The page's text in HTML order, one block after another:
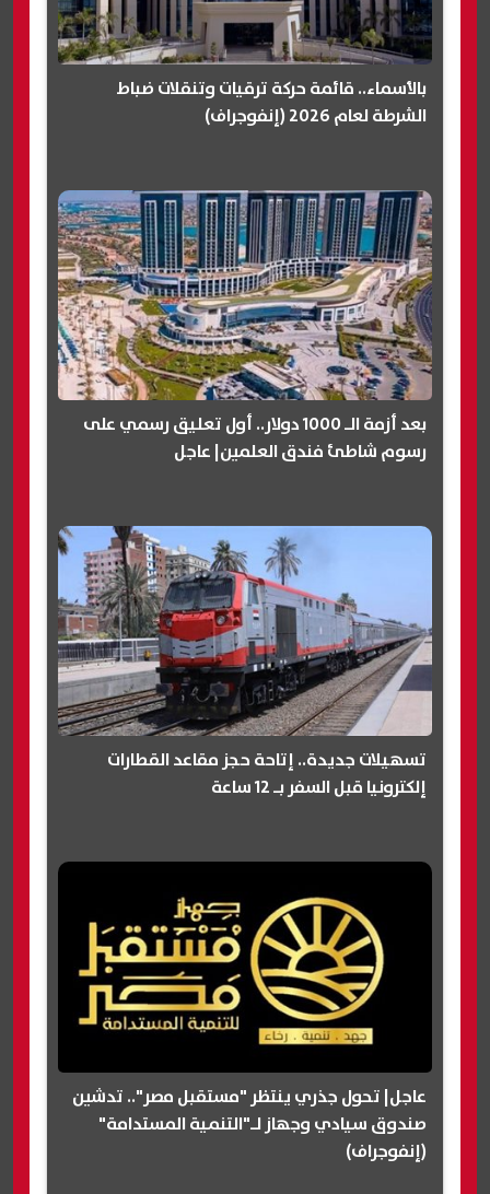
بالأسماء.. قائمة حركة ترقيات وتنقلات ضباط
الشرطة لعام 2026 (إنفوجراف)
بعد أزمة الـ 1000 دولار.. أول تعليق رسمي على
رسوم شاطئ فندق العلمين| عاجل
تسهيلات جديدة.. إتاحة حجز مقاعد القطارات
إلكترونيا قبل السفر بـ 12 ساعة
عاجل| تحول جذري ينتظر "مستقبل مصر".. تدشين
صندوق سيادي وجهاز لـ"التنمية المستدامة"
(إنفوجراف)